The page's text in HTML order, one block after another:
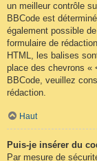
un meilleur contrôle
BBCode est
également possible
formulaire de
HTML, les balises
place des chevrons «
BBCode, veuillez
rédaction.
Haut
Puis-je insérer du
Par mesure de